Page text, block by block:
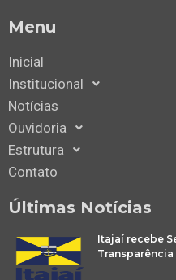
Menu
Inicial
Institucional
Notícias
Ouvidoria
Estrutura
Contato
Últimas Notícias
Itajaí recebe